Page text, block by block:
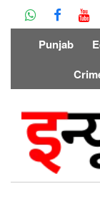
Punjab